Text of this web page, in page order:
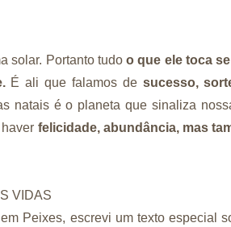
solar. Portanto tudoo que ele toca
É ali que falamos de sucesso,
natais é o planeta que sinaliza
felicidade, abundância, mas
VIDAS
Peixes, escrevi um texto especial